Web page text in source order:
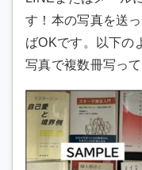
す！本の写真を送
ばOKです。以下の
写真で複数冊写っ